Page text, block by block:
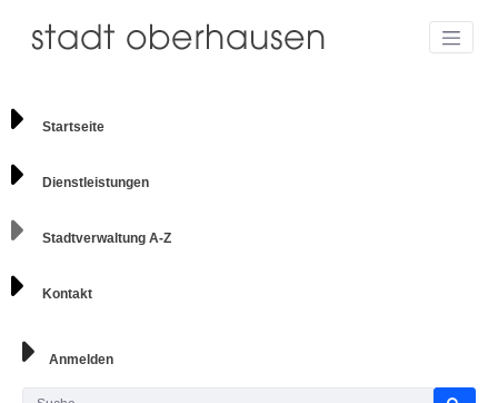
Startseite
Dienstleistungen
Stadtverwaltung A-Z
Kontakt
Anmelden